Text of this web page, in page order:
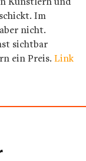
Im
nicht.
sichtbar
ein Preis. Link